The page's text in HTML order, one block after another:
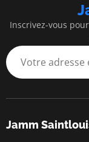
Inscrivez-vous
Jamm